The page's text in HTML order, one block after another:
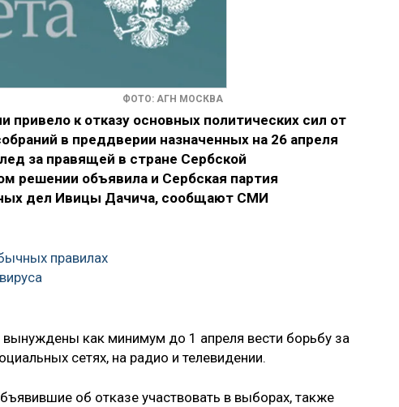
ФОТО: АГН МОСКВА
привело к отказу основных политических сил от
в преддверии назначенных на 26 апреля
за правящей в стране Сербской
решении объявила и Сербская партия
дел Ивицы Дачича, сообщают СМИ
правилах
как минимум до 1 апреля вести борьбу за
сетях, на радио и телевидении.
об отказе участвовать в выборах, также